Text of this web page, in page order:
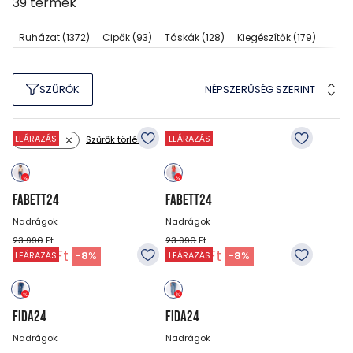
Ruházat(1372) Cipők(93) Táskák(128) Kiegészítők(179)
SZŰRŐK NÉPSZERŰSÉG SZERINT
Méret: 29 Szűrők törlése
LEÁRAZÁS
FABETT24
Nadrágok
23 990 Ft
21 990Ft -8%
LEÁRAZÁS
FABETT24
Nadrágok
23 990Ft
21 990Ft -8%
LEÁRAZÁS
FIDA24
Nadrágok
LEÁRAZÁS
FIDA24
Nadrágok